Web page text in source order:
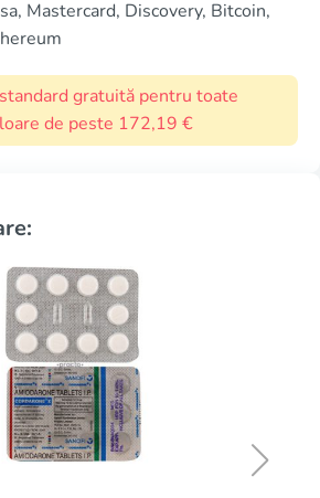
Mastercard, Discovery, Bitcoin,
gratuită pentru toate
de peste 172,19 €